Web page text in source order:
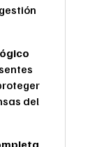
del